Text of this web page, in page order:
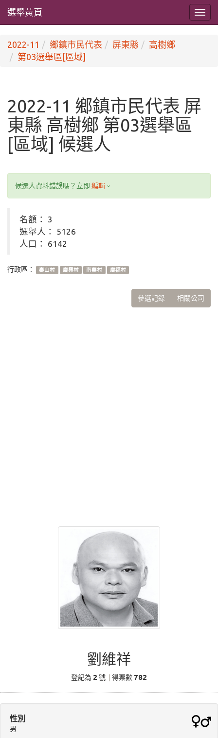
選舉黃頁
2022-11 鄉鎮市民代表 屏東縣
高樹鄉
第03選舉區[區域]
2022-11 鄉鎮市民代表 屏
東縣 高樹鄉 第03選舉區
[區域] 候選人
候選人資料錯誤嗎？立即 編輯 。
名額： 3
選舉人： 5126
人口： 6142
行政區： 泰山村 廣興村 南華村 廣福村
參選記錄 相關公司
劉維祥
登記為 2 號 得票數 782
性別
男